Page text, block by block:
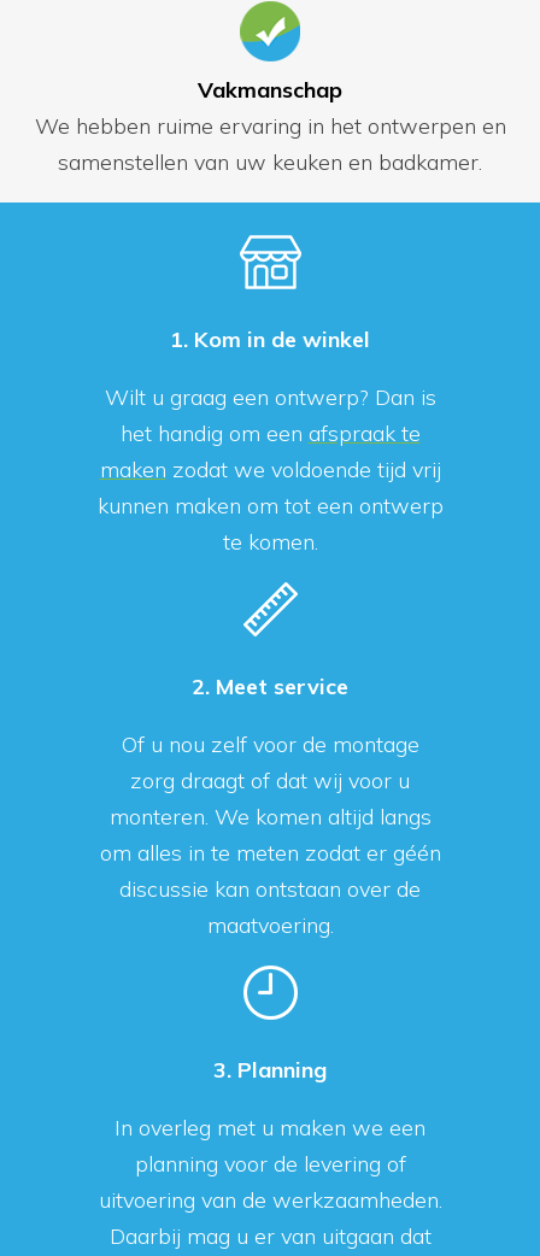
Vakmanschap
We hebben ruime ervaring in het ontwerpen en
samenstellen van uw keuken en badkamer.
1. Kom in de winkel
Wilt u graag een ontwerp? Dan is
het handig om een afspraak te
maken zodat we voldoende tijd vrij
kunnen maken om tot een ontwerp
te komen.
2. Meet service
Of u nou zelf voor de montage
zorg draagt of dat wij voor u
monteren. We komen altijd langs
om alles in te meten zodat er géén
discussie kan ontstaan over de
maatvoering.
3. Planning
In overleg met u maken we een
planning voor de levering of
uitvoering van de werkzaamheden.
Daarbij mag u er van uitgaan dat